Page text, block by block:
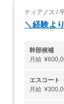
ティアノス /
＼経験よ
幹部候補
月給
エスコート
月給